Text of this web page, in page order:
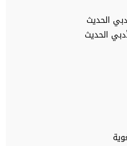
الحديث
الحديث